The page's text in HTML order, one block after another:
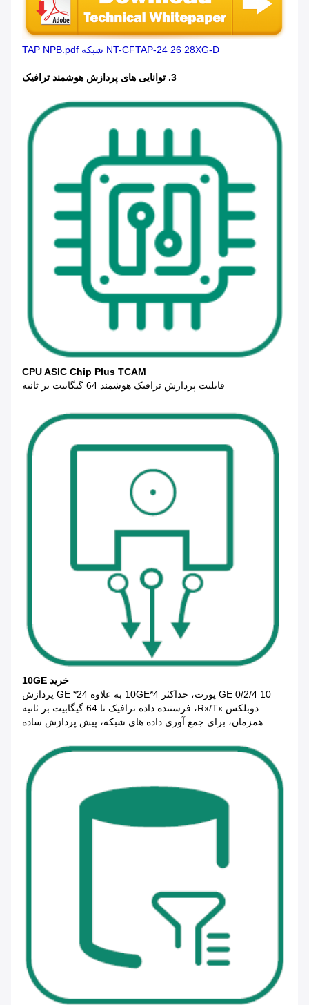
NT-CFTAP-24 26 28XG-D شبکه TAP NPB.pdf
3. توانایی های پردازش هوشمند ترافیک
CPU ASIC Chip Plus TCAM
قابلیت پردازش ترافیک هوشمند 64 گیگابیت بر ثانیه
خرید 10GE
10 GE 0/2/4 پورت، حداکثر 4*10GE به علاوه 24* GE پردازش
دوبلکس Rx/Tx، فرستنده داده ترافیک تا 64 گیگابیت بر ثانیه
همزمان، برای جمع آوری داده های شبکه، پیش پردازش ساده